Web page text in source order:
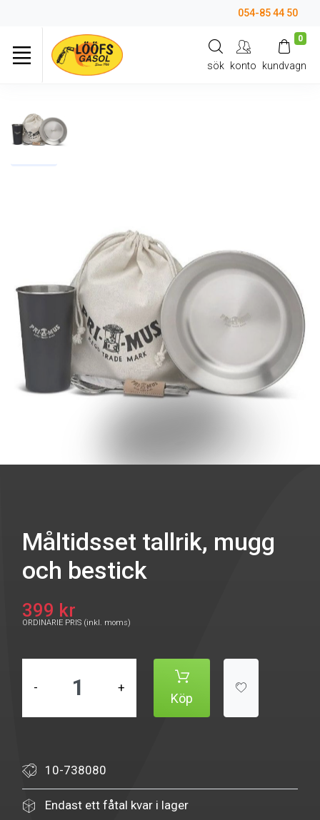
054-85 44 50
sök konto
0
kundvagn
Måltidsset tallrik, mugg
och bestick
399 kr
ORDINARIE PRIS (inkl. moms)
- +
Köp
10-738080
Endast ett fåtal kvar i lager